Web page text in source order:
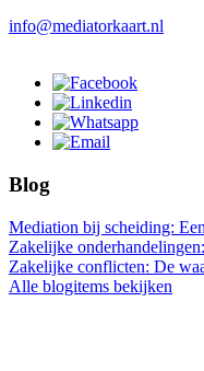
info@mediatorkaart.nl
Blog
Mediation bij scheiding:
Zakelijke
Zakelijke conflicten: De
Alle blogitems bekijken